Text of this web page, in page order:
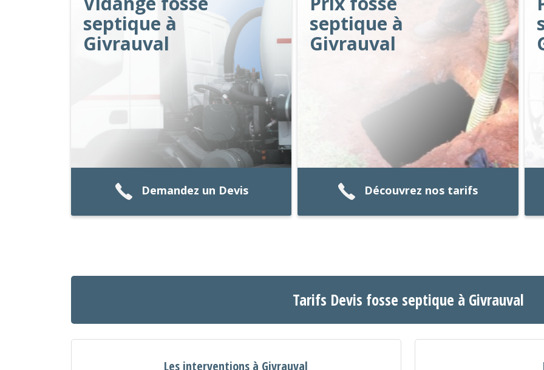
septique à
Givrauval
Demandez un Devis
septique à
Givrauval
Découvrez nos tarifs
Tarifs Devis fosse septique à Givrauval
Les interventions à Givrauval